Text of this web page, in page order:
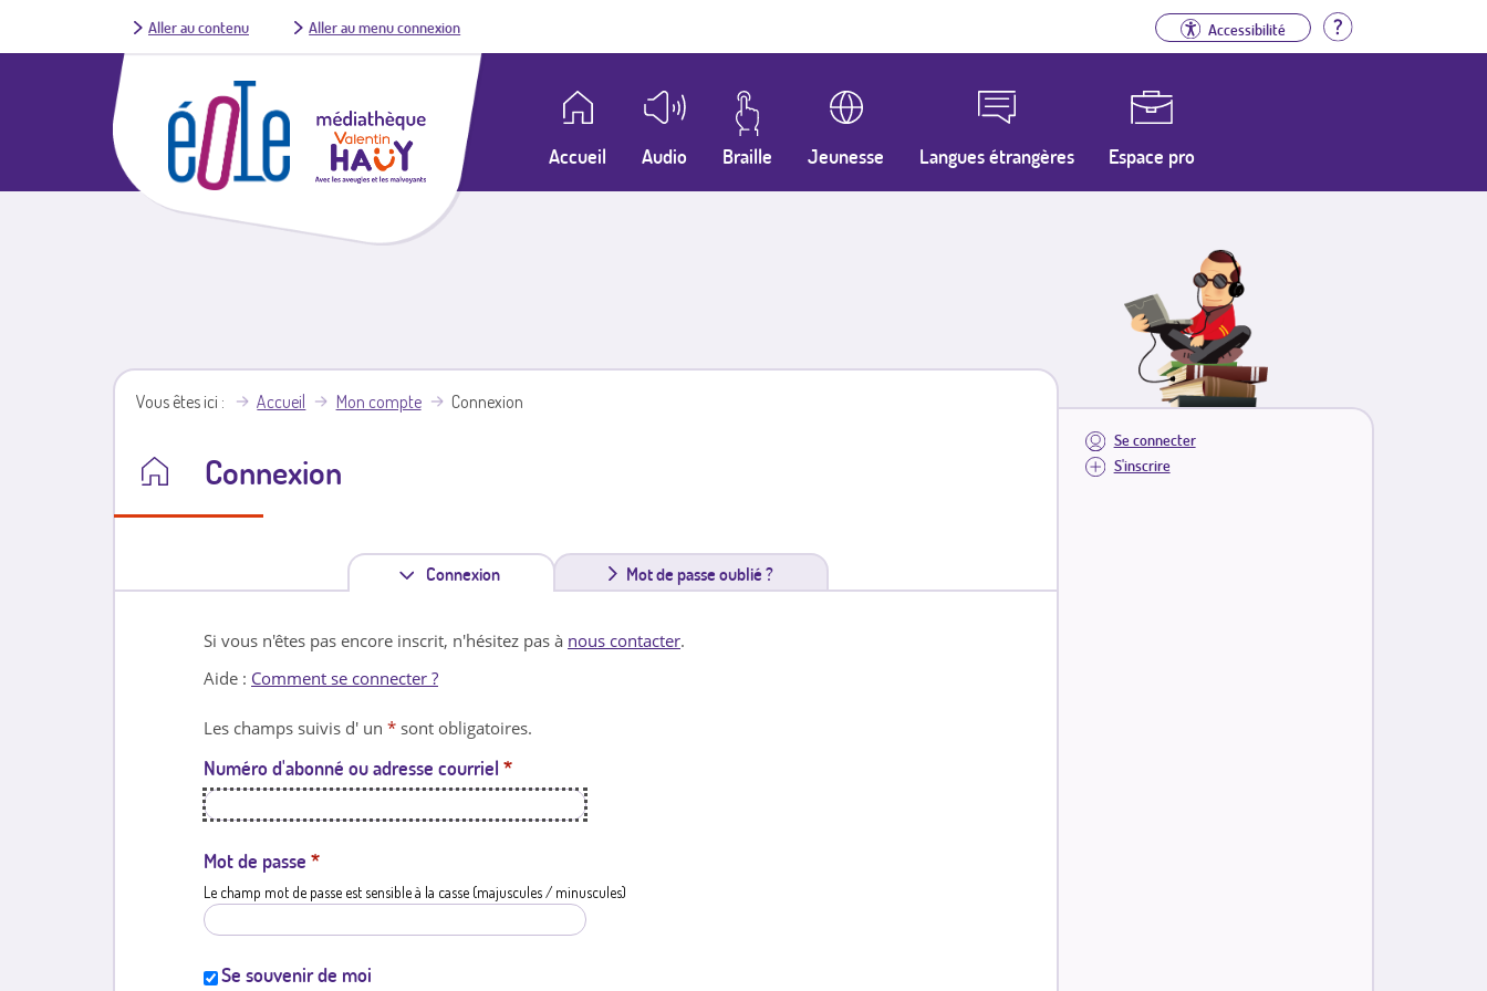
Aller au contenu Aller au menu connexion Accessibilité Aide
Accueil Audio Braille Jeunesse Langues étrangères Espace pro
Se connecter
S'inscrire
Vous êtes ici Accueil Mon compte Connexion
Connexion
Connexion
n
l
e
Mot de passe oublié ?
Si vous n'êtes pas encore inscrit, n'hésitez pas à nous contacter.
Aide : Comment se connecter ?
Les champs suivis d' un * sont obligatoires.
Numéro d'abonné ou adresse courriel *
Mot de passe *
Le champ mot de passe est sensible à la casse (majuscules / minuscules)
Se souvenir de moi